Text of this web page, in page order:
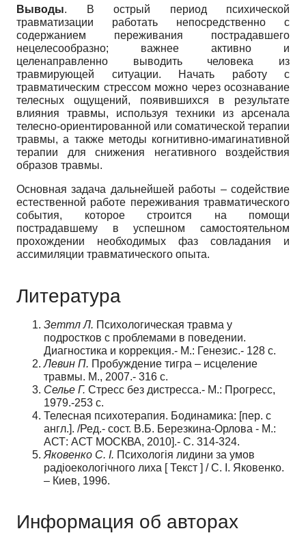
Выводы. В острый период психической
травматизации работать непосредственно с
содержанием переживания пострадавшего
нецелесообразно; важнее активно и
целенаправленно выводить человека из
травмирующей ситуации. Начать работу с
травматическим стрессом можно через осознавание
телесных ощущений, появившихся в результате
влияния травмы, используя техники из арсенала
телесно-ориентированной или соматической терапии
травмы, а также методы когнитивно-имагинативной
терапии для снижения негативного воздействия
образов травмы.
Основная задача дальнейшей работы – содействие
естественной работе переживания травматического
события, которое строится на помощи
пострадавшему в успешном самостоятельном
прохождении необходимых фаз совладания и
ассимиляции травматического опыта.
Литература
Зеттл Л. Психологическая травма у
подростков с проблемами в поведении.
Диагностика и коррекция.- М.: Генезис.- 128 с.
Левин П. Пробуждение тигра – исцеление
травмы. М., 2007.- 316 с.
Селье Г. Стресс без дистресса.- М.: Прогресс,
1979.-253 с.
Телесная психотерапия. Бодинамика: [пер. с
англ.]. /Ред.- сост. В.Б. Березкина-Орлова - М.:
АСТ: АСТ МОСКВА, 2010].- С. 314-324.
Яковенко С. І. Психологія лидини за умов
радіоекологічного лиха [ Текст ] / С. І. Яковенко.
– Киев, 1996.
Информация об авторах